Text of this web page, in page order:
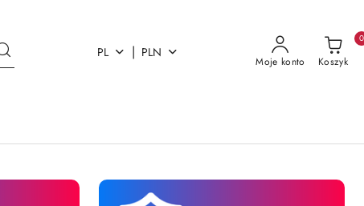
PL | PLN
Moje konto Koszyk
0